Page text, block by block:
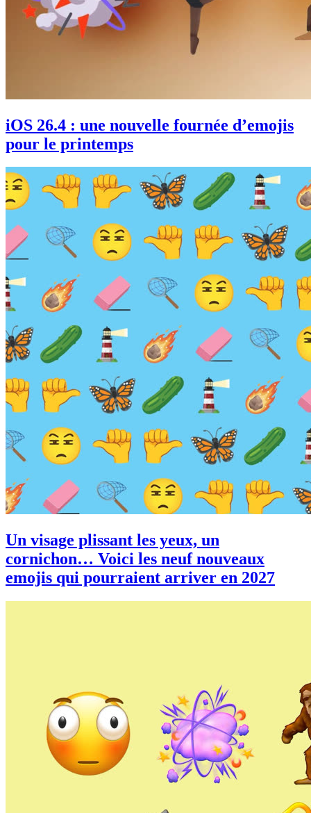
iOS 26.4 : une nouvelle fournée d’emojis
pour le printemps
Un visage plissant les yeux, un
cornichon… Voici les neuf nouveaux
emojis qui pourraient arriver en 2027